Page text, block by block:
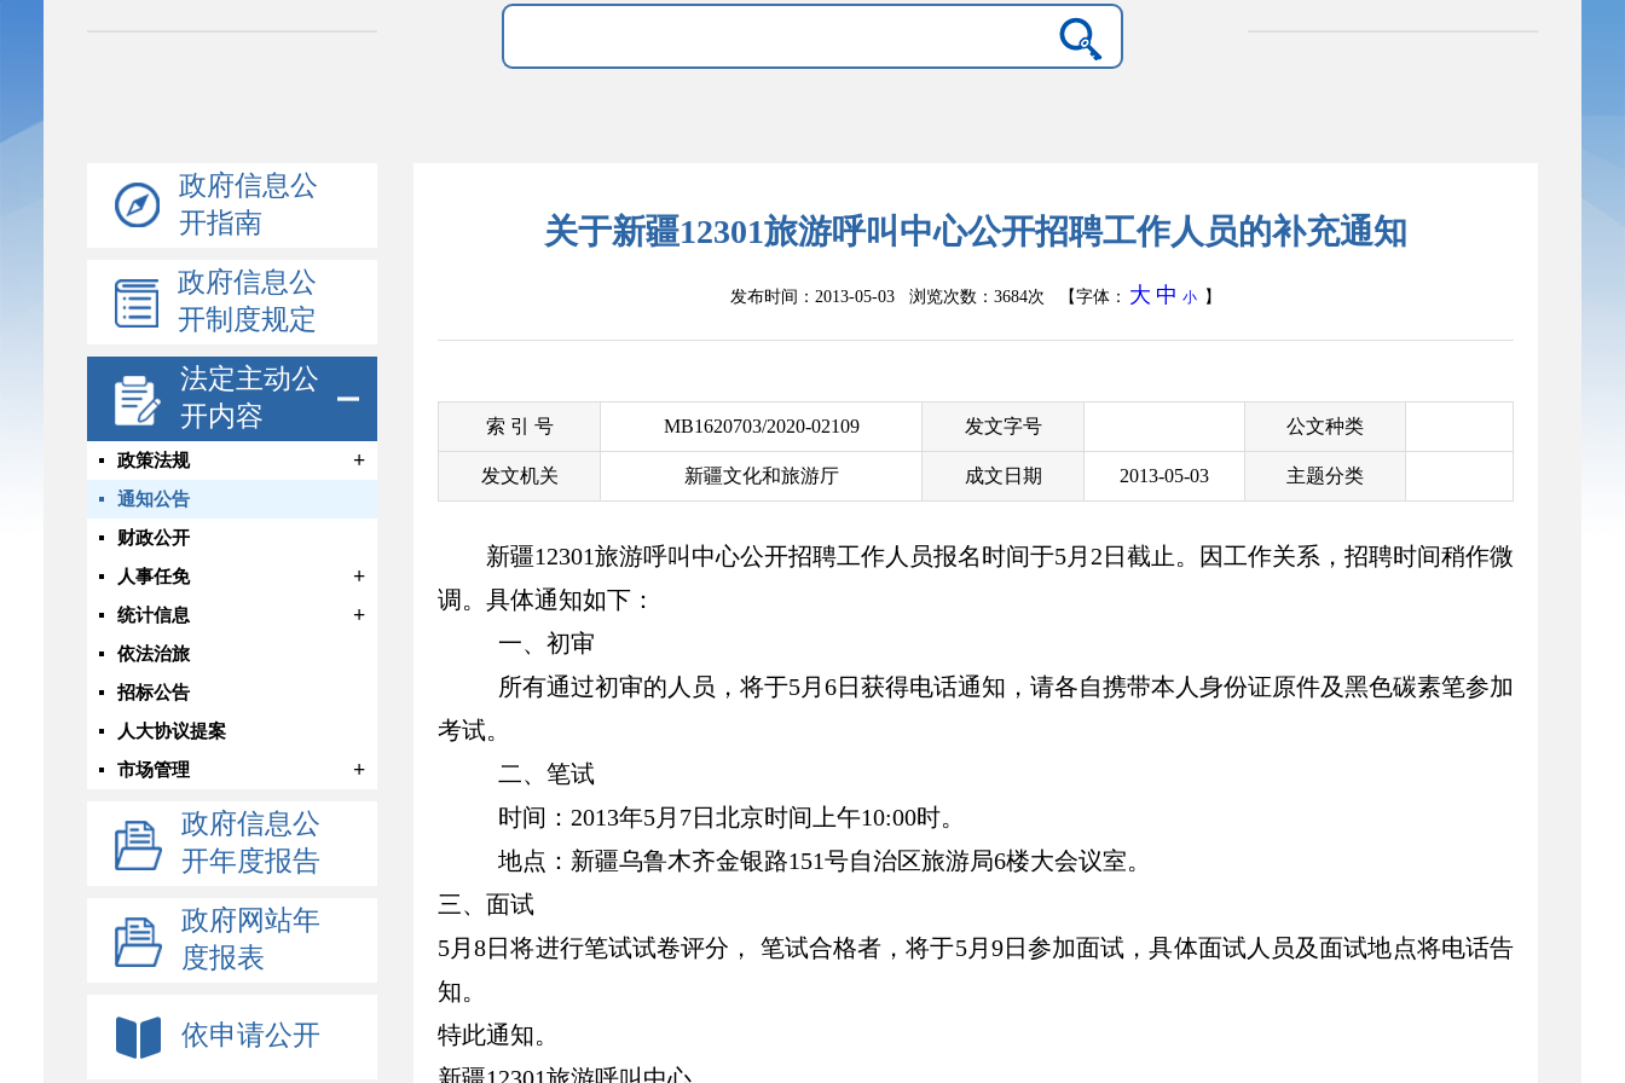
政府信息公
开指南
政府信息公
开制度规定
法定主动公
开内容
政策法规 +
通知公告
财政公开
人事任免
+
统计信息 +
依法治旅
招标公告
人大协议提案
市场管理
+
政府信息公
开年度报告
政府网站年
度报表
依申请公开
关于新疆12301旅游呼叫中心公开招聘工作人员的补充通知
发布时间：2013-05-03 浏览次数： 3684次 【字体： 大 中 小 】
索 引 号 MB1620703/2020-02109 发文字号 公文种类
发文机关 新疆文化和旅游厅 成文日期 2013-05-03 主题分类
新疆12301旅游呼叫中心公开招聘工作人员报名时间于5月 2 日 截止。因工作关系，招聘时间稍作微
调。具体通知如下：
一、初审
所有通过初审的人员，将于5月 6日 获得电话通知，请各自携带本人身份证原件及黑色碳素笔参加
考试。
二、笔试
时间： 2013年5月 7日北京时间 上午10:00时。
地点：新疆乌鲁木齐金银路151号自治区旅游局6楼大会议室。
三、面试
5月8日将进行笔试试卷评分， 笔试合格者，将于5月 9日 参加面试，具体面试人员及面试地点将电话告
知。
特此通知。